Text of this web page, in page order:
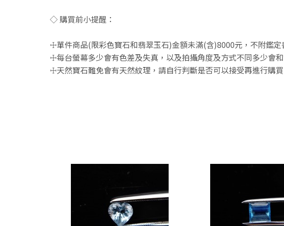
◇ 購買前小提醒：
☩單件商品(限彩色寶石和翡翠玉石)金額未滿(含)8000元，不附鑑
☩每台螢幕多少會有色差及失真，以及拍攝角度及方式不同多少會
☩天然寶石難免會有天然紋理，請自行判斷是否可以接受再進行購買